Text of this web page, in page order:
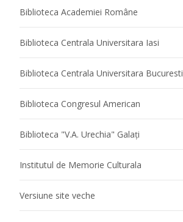
Biblioteca Academiei Române
Biblioteca Centrala Universitara Iasi
Biblioteca Centrala Universitara Bucuresti
Biblioteca Congresul American
Biblioteca "V.A. Urechia" Galaţi
Institutul de Memorie Culturala
Versiune site veche